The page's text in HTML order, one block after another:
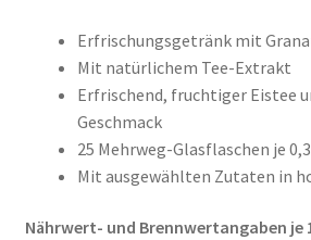
Erfrischungsgetränk mit
Mit natürlichem Tee-Extrakt
Erfrischend, fruchtiger Eistee
Geschmack
25 Mehrweg-Glasflaschen je
Mit ausgewählten Zutaten in
Nährwert- und Brennwertangaben je